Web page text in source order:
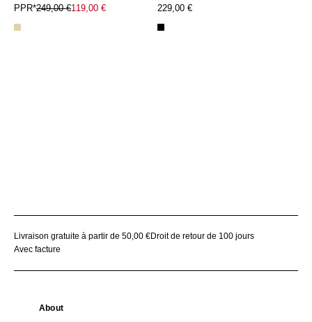
PPR*249,00 €119,00 €
229,00 €
Livraison gratuite à partir de 50,00 €Droit de retour de 100 jours
Avec facture
About